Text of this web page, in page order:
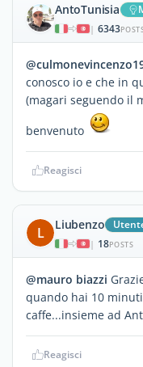
AntoTunisia
| 6343
conosco io e che in
(magari seguendo il
benvenuto
Reagisci
L Liubenzo
| 18POSTS
@mauro biazzi
quando hai 10
caffe...insieme ad
Reagisci